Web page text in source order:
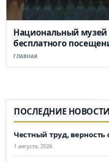
Национальный музей
бесплатного
ГЛАВНАЯ
ПОСЛЕДНИЕ НОВОСТИ
Честный труд, верность
1 августа, 2026